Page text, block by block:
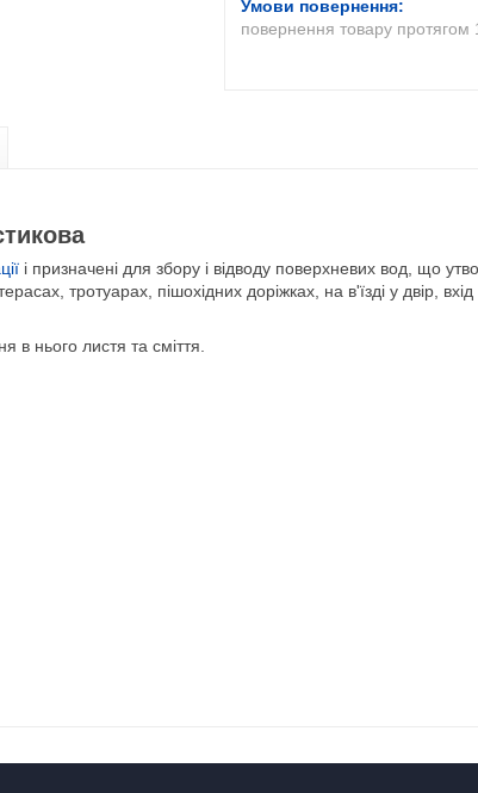
повернення товару протягом
і призначені для збору і відводу поверхневих вод, що
тротуарах, пішохідних доріжках, на в'їзді у двір, вхід
в нього листя та сміття.